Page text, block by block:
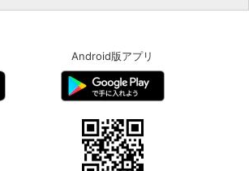
Android版アプリ